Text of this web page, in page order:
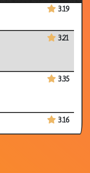
3.19
3.21
3.35
3.16